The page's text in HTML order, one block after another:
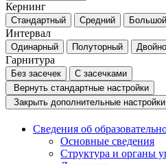
Кернинг
Стандартный Средний Большой
Интервал
Одинарный Полуторный
Гарнитура
Без засечек
С засечками
Вернуть стандартные настройки
Закрыть дополнительные настройки
Сведения об
Основные сведения
Структура и органы